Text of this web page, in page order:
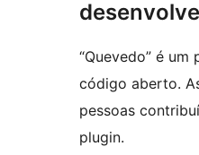
“Quevedo” é um
código aberto.
pessoas
plugin.